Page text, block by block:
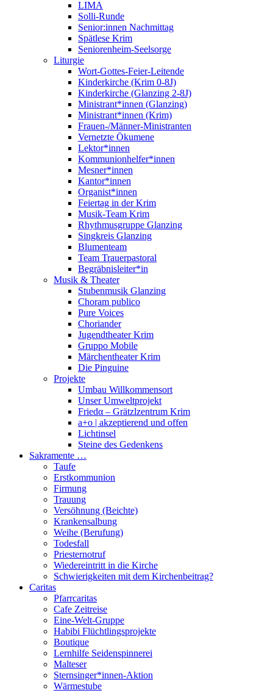
LIMA
Solli-Runde
Senior:innen Nachmittag
Spätlese Krim
Seniorenheim-Seelsorge
Liturgie
Wort-Gottes-Feier-Leitende
Kinderkirche (Krim 0-8J)
Kinderkirche (Glanzing 2-8J)
Ministrant*innen (Glanzing)
Ministrant*innen (Krim)
Frauen-/Männer-Ministranten
Vernetzte Ökumene
Lektor*innen
Kommunionhelfer*innen
Mesner*innen
Kantor*innen
Organist*innen
Feiertag in der Krim
Musik-Team Krim
Rhythmusgruppe Glanzing
Singkreis Glanzing
Blumenteam
Team Trauerpastoral
Begräbnisleiter*in
Musik & Theater
Stubenmusik Glanzing
Choram publico
Pure Voices
Choriander
Jugendtheater Krim
Gruppo Mobile
Märchentheater Krim
Die Pinguine
Projekte
Umbau Willkommensort
Unser Umweltprojekt
Friedα – Grätzlzentrum Krim
a+o | akzeptierend und offen
Lichtinsel
Steine des Gedenkens
Sakramente …
Taufe
Erstkommunion
Firmung
Trauung
Versöhnung (Beichte)
Krankensalbung
Weihe (Berufung)
Todesfall
Priesternotruf
Wiedereintritt in die Kirche
Schwierigkeiten mit dem Kirchenbeitrag?
Caritas
Pfarrcaritas
Cafe Zeitreise
Eine-Welt-Gruppe
Habibi Flüchtlingsprojekte
Boutique
Lernhilfe Seidenspinnerei
Malteser
Sternsinger*innen-Aktion
Wärmestube